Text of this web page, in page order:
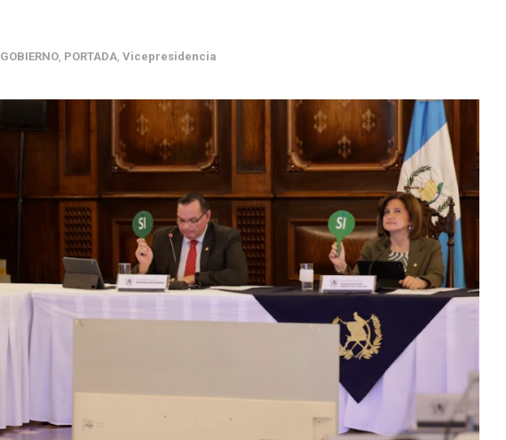
GOBIERNO PORTADA Vicepresidencia